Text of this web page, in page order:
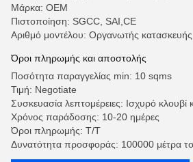
Μάρκα: OEM
Πιστοποίηση: SGCC, SAI,CE
Αριθμό μοντέλου: Οργανωτής κατασκευής
Όροι πληρωμής και αποστολής
Ποσότητα παραγγελίας min: 10 sqms
Τιμή: Negotiate
Συσκευασία λεπτομέρειες: Ισχυρό κλουβί
Χρόνος παράδοσης: 10-20 ημέρες
Όροι πληρωμής: Τ/Τ
Δυνατότητα προσφοράς: 100000 μέτρα